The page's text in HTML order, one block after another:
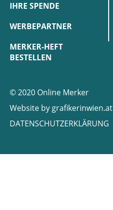
IHRE SPENDE
WERBEPARTNER
MERKER-HEFT
BESTELLEN
© 2020 Online Merker
Website by grafikerinwien.at
DATENSCHUTZERKLÄRUNG